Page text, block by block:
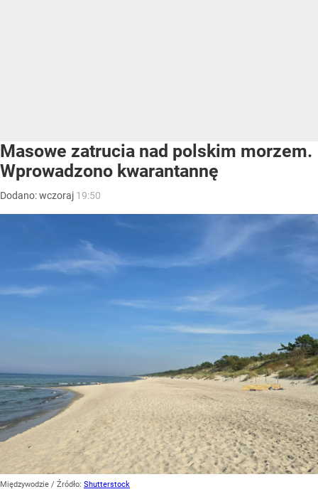
Masowe zatrucia nad polskim morzem.
Wprowadzono kwarantannę
Dodano:wczoraj 19:50
Międzywodzie / Źródło: Shutterstock